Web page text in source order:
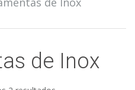
de Inox